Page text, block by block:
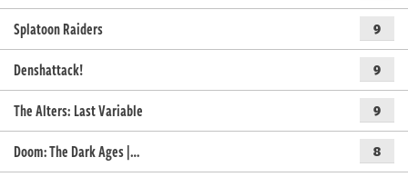
Splatoon Raiders 9
Denshattack! 9
The Alters: Last Variable 9
Doom: The Dark Ages |… 8